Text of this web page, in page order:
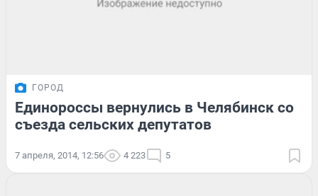
ГОРОД
Единороссы вернулись в Челябинск со
съезда сельских депутатов
7 апреля, 2014, 12:56 4 223 5